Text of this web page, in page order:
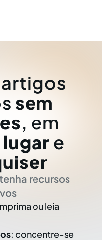
artigos
sem
, em
e
recursos
ou leia
: concentre-se